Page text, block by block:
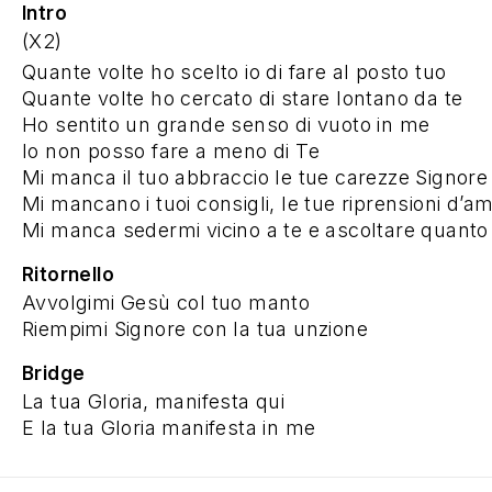
Intro
(X2)
Quante volte ho scelto io di fare al posto tuo
Quante volte ho cercato di stare lontano da te
Ho sentito un grande senso di vuoto in me
Io non posso fare a meno di Te
Mi manca il tuo abbraccio le tue carezze Signore
Mi mancano i tuoi consigli, le tue riprensioni
Mi manca sedermi vicino a te e ascoltare quanto
Ritornello
Avvolgimi Gesù col tuo manto
Riempimi Signore con la tua unzione
Bridge
La tua Gloria, manifesta qui
E la tua Gloria manifesta in me